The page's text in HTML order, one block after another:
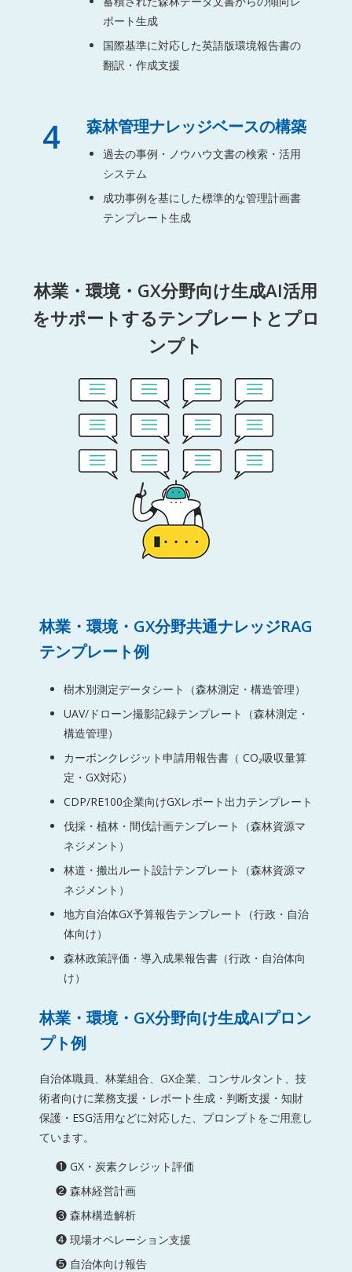
ポート生成
国際基準に対応した英語版環境報告書の
翻訳・作成支援
4 森林管理ナレッジベースの構築
過去の事例・ノウハウ文書の検索・活用
システム
成功事例を基にした標準的な管理計画書
テンプレート生成
林業・環境・GX分野向け生成AI活用
をサポートするテンプレートとプロ
ンプト
林業・環境・GX分野共通ナレッジRAG
テンプレート例
樹木別測定データシート（森林測定・構造管理）
UAV/ドローン撮影記録テンプレート（森林測定・
構造管理）
カーボンクレジット申請用報告書（ CO₂吸収量算
定・GX対応）
CDP/RE100企業向けGXレポート出力テンプレート
伐採・植林・間伐計画テンプレート（森林資源マ
ネジメント）
林道・搬出ルート設計テンプレート（森林資源マ
ネジメント）
地方自治体GX予算報告テンプレート（行政・自治
体向け）
森林政策評価・導入成果報告書（行政・自治体向
け）
林業・環境・GX分野向け生成AIプロン
プト例
自治体職員、林業組合、GX企業、コンサルタント、技
術者向けに業務支援・レポート生成・判断支援・知財
保護・ESG活用などに対応した、プロンプトをご用意し
ています。
❶ GX・炭素クレジット評価
❷ 森林経営計画
❸ 森林構造解析
❹ 現場オペレーション支援
❺ 自治体向け報告